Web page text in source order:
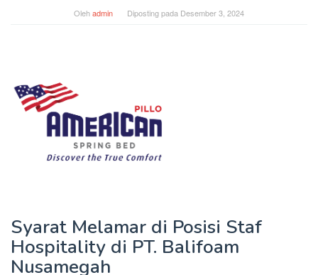
Olehadmin Diposting pada Desember 3, 2024
Syarat Melamar di Posisi Staf
Hospitality di PT. Balifoam
Nusamegah